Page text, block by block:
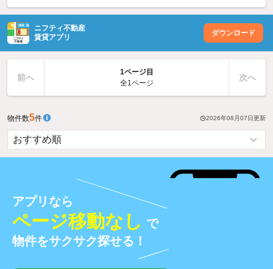
ニフティ不動産
賃貸アプリ
ダウンロード
前へ
1ページ目
全1ページ
次へ
物件数5件 2026年08月07日 更新
アプリなら
ページ移動なし で
物件をサクサク探せる！